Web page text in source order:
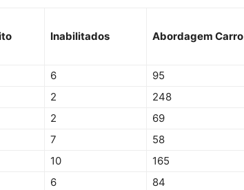
Inabilitados Abordagem Carro
6 95
2 248
2 69
7 58
10 165
6 84